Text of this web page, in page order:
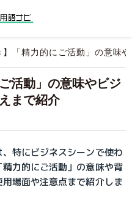
】「精力的にご活動」の意味
活動」の意味やビジ
まで紹介
特にビジネスシーンで使わ
力的にご活動」の意味や背
場面や注意点まで紹介しま